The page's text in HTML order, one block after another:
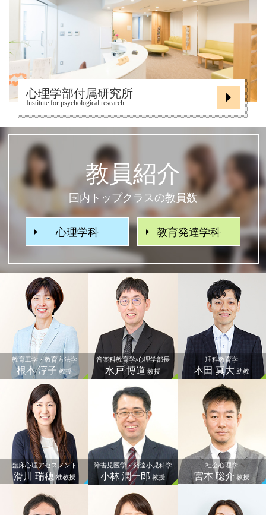
心理学部付属研究所
Institute for psychological research
教員紹介
国内トップクラスの教員数
心理学科 教育発達学科
音楽科教育学/心理学部長
水戸 博道 教授